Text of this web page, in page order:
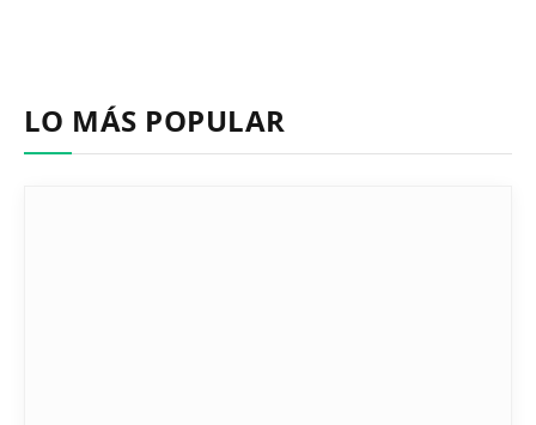
LO MÁS POPULAR